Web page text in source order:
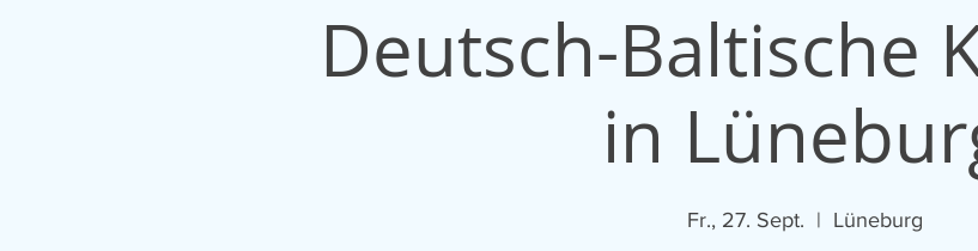
Deutsch-Baltische
in
Fr., 27. Sept.
  |
Lüneburg